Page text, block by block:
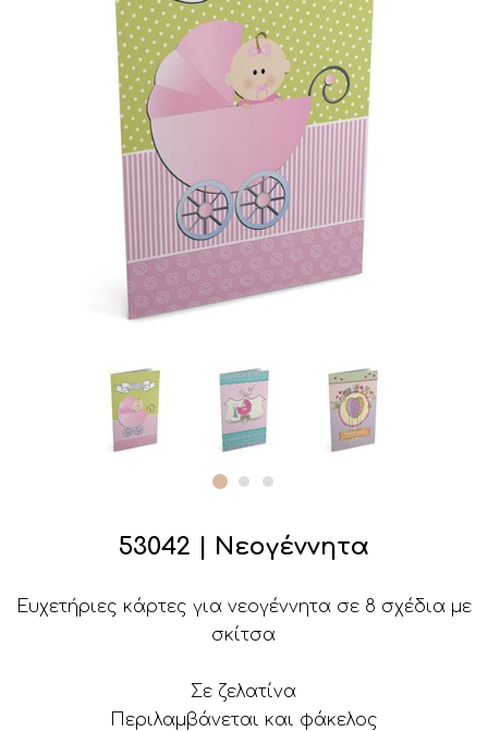
53042 | Νεογέννητα
Ευχετήριες κάρτες για νεογέννητα σε 8 σχέδια με
σκίτσα
Σε ζελατίνα
Περιλαμβάνεται και φάκελος